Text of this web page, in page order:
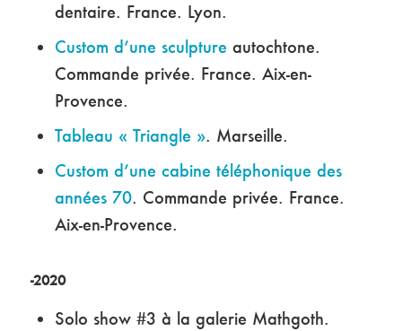
dentaire. France. Lyon.
Custom d’une sculpture autochtone.
Commande privée. France. Aix-en-
Provence.
Tableau « Triangle ». Marseille.
Custom d’une cabine téléphonique des
années 70. Commande privée. France.
Aix-en-Provence.
-2020
Solo show #3 à la galerie Mathgoth.